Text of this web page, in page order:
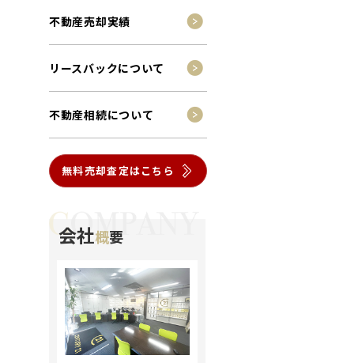
不動産売却実績
リースバックについて
不動産相続について
無料売却査定はこちら
会社概要